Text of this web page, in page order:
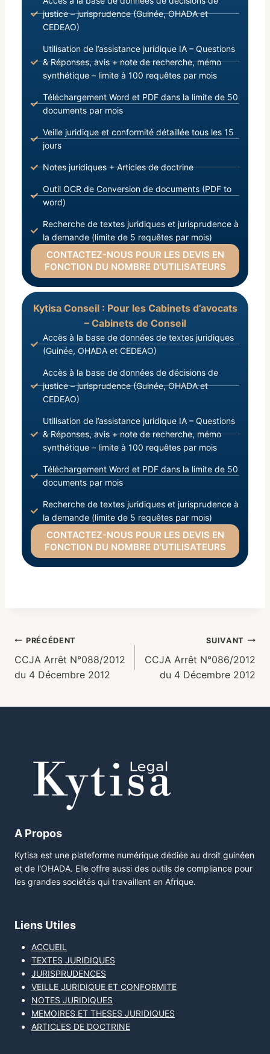
justice – jurisprudence (Guinée, OHADA et
CEDEAO)
Utilisation de l’assistance juridique IA – Questions
& Réponses, avis + note de recherche, mémo
synthétique – limite à 100 requêtes par mois
Téléchargement Word et PDF dans la limite de 50
documents par mois
Veille juridique et conformité détaillée tous les 15
jours
Notes juridiques + Articles de doctrine
Outil OCR de Conversion de documents (PDF to
word)
Recherche de textes juridiques et jurisprudence à
la demande (limite de 5 requêtes par mois)
CONTACTEZ-NOUS POUR LES DEVIS EN
FONCTION DU NOMBRE D’UTILISATEURS
Kytisa Conseil : Pour les Cabinets d’avocats
– Cabinets de Conseil
Accès à la base de données de textes juridiques
(Guinée, OHADA et CEDEAO)
Accès à la base de données de décisions de
justice – jurisprudence (Guinée, OHADA et
CEDEAO)
Utilisation de l’assistance juridique IA – Questions
& Réponses, avis + note de recherche, mémo
synthétique – limite à 100 requêtes par mois
Téléchargement Word et PDF dans la limite de 50
documents par mois
Recherche de textes juridiques et jurisprudence à
la demande (limite de 5 requêtes par mois)
CONTACTEZ-NOUS POUR LES DEVIS EN
FONCTION DU NOMBRE D’UTILISATEURS
PRÉCÉDENT
CCJA Arrêt N°088/2012
du 4 Décembre 2012
SUIVANT
CCJA Arrêt N°086/2012
du 4 Décembre 2012
A Propos
Kytisa est une plateforme numérique dédiée au droit guinéen
et de l'OHADA. Elle offre aussi des outils de compliance pour
les grandes sociétés qui travaillent en Afrique.
Liens Utiles
ACCUEIL
TEXTES JURIDIQUES
JURISPRUDENCES
VEILLE JURIDIQUE ET CONFORMITE
NOTES JURIDIQUES
MEMOIRES ET THESES JURIDIQUES
ARTICLES DE DOCTRINE